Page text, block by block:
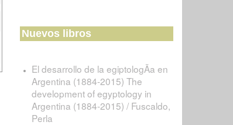
Nuevos libros
El desarrollo de la egiptologÃ­a en
Argentina (1884-2015) The
development of egyptology in
Argentina (1884-2015) / Fuscaldo,
Perla